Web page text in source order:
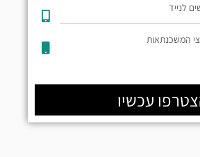
לנייד​
המשכנתאות
עכשיו